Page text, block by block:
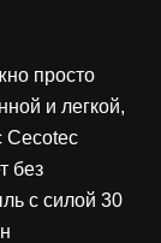
просто
и легкой,
Cecotec
без
с силой 30